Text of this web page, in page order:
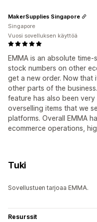
EMMA is an absolute
stock numbers on other
get a new order. Now that
other parts of the
feature has also been
overselling items that we
platforms. Overall EMMA
ecommerce operations,
MakerSupplies Singapore
Singapore
Vuosi sovelluksen käyttöä
Tuki
Sovellustuen tarjoaa EMMA.
Resurssit